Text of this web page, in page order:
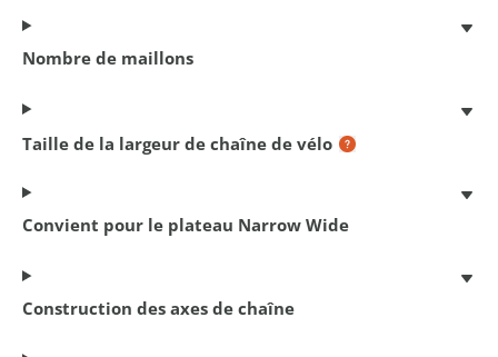
Nombre de maillons
Taille de la largeur de chaîne de vélo
Convient pour le plateau Narrow Wide
Construction des axes de chaîne
Antivol à câble spiralé
150 cm x 10 mm